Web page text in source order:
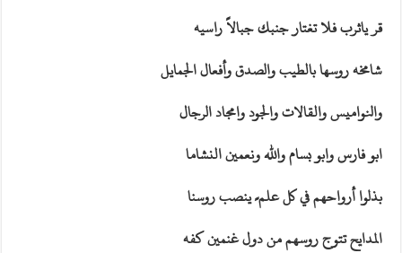
قر ياثرب فلا تغتار جنبك جبالاً راسيه
شامخه روسها بالطيب والصدق وأفعال الجمايل
والنواميس والقالات والجود وامجاد الرجال
ابو فارس وابو بسام والله ونعمين النشاما
بذلوا أرواحهم في كل علم ً ينصب روسنا
المدايح تتوج روسهم من دول غنمين كفه